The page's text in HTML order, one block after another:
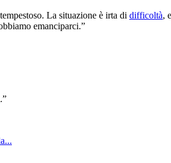
La situazione è irta di difficoltà,
emanciparci.”
.”